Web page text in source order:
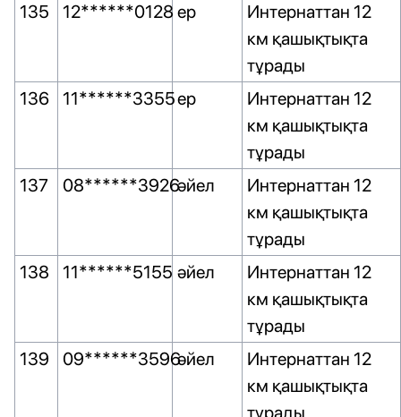
135
12******0128 ер
Интернаттан 12
км қашықтықта
тұрады
136
11******3355ер
Интернаттан 12
км қашықтықта
тұрады
137
08******3926әйел
Интернаттан 12
км қашықтықта
тұрады
138
11******5155 әйел
Интернаттан 12
км қашықтықта
тұрады
139
09******3596әйел
Интернаттан 12
км қашықтықта
тұрады